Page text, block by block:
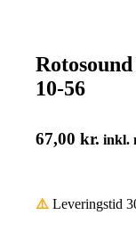
10-56
67,00 kr. inkl.
⚠️ Leveringstid